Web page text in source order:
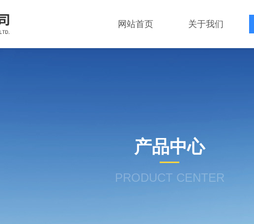
网站首页 关于我们
产品中心
PRODUCT CENTER